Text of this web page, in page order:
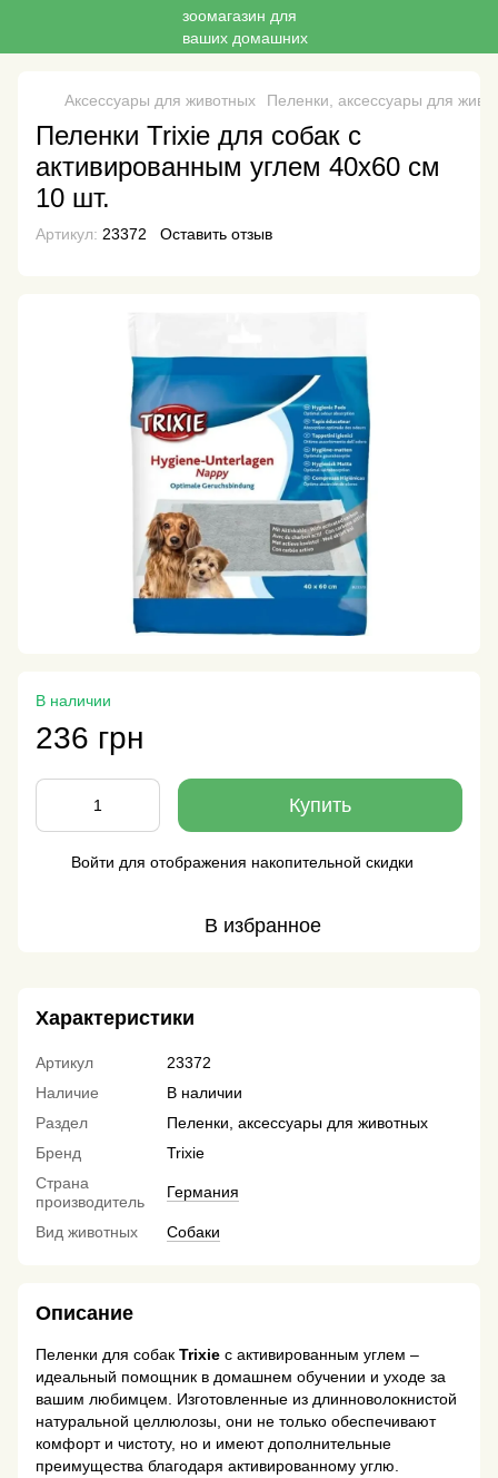
Аксессуары для животных Пеленки, аксессуары для
Пеленки Trixie для собак с
активированным углем 40х60 см
10 шт.
Артикул: 23372 Оставить отзыв
В наличии
236 грн
Купить
Войти для отображения накопительной скидки
В избранное
Характеристики
Артикул
23372
Наличие
В наличии
Раздел
Пеленки, аксессуары для животных
Бренд
Trixie
Страна
производитель
Германия
Вид животных Собаки
Описание
Пеленки для собак Trixie с активированным углем –
идеальный помощник в домашнем обучении и уходе за
вашим любимцем. Изготовленные из длинноволокнистой
натуральной целлюлозы, они не только обеспечивают
комфорт и чистоту, но и имеют дополнительные
преимущества благодаря активированному углю.